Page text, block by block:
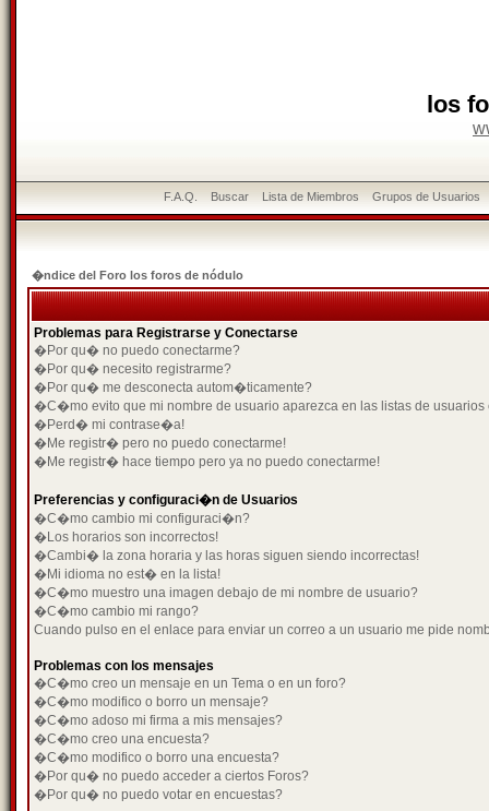
los
F.A.Q. Buscar Lista de Miembros Grupos de Usuarios
�ndice del Foro los foros de nódulo
Problemas para Registrarse y Conectarse
�Por qu� no puedo conectarme?
�Por qu� necesito registrarme?
�Por qu� me desconecta autom�ticamente?
�C�mo evito que mi nombre de usuario aparezca en las listas de usuarios
�Perd� mi contrase�a!
�Me registr� pero no puedo conectarme!
�Me registr� hace tiempo pero ya no puedo conectarme!
Preferencias y configuraci�n de Usuarios
�C�mo cambio mi configuraci�n?
�Los horarios son incorrectos!
�Cambi� la zona horaria y las horas siguen siendo incorrectas!
�Mi idioma no est� en la lista!
�C�mo muestro una imagen debajo de mi nombre de usuario?
�C�mo cambio mi rango?
Cuando pulso en el enlace para enviar un correo a un usuario me pide
Problemas con los mensajes
�C�mo creo un mensaje en un Tema o en un foro?
�C�mo modifico o borro un mensaje?
�C�mo adoso mi firma a mis mensajes?
�C�mo creo una encuesta?
�C�mo modifico o borro una encuesta?
�Por qu� no puedo acceder a ciertos Foros?
�Por qu� no puedo votar en encuestas?